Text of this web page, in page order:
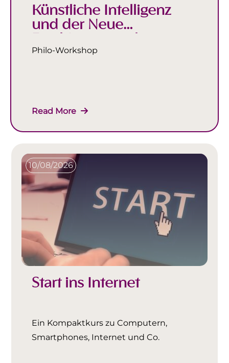
Künstliche Intelligenz
und der Neue
Faschismus nach
Mühlhoff
Philo-Workshop
Read More
10/08/2026
Start ins Internet
Ein Kompaktkurs zu Computern,
Smartphones, Internet und Co.